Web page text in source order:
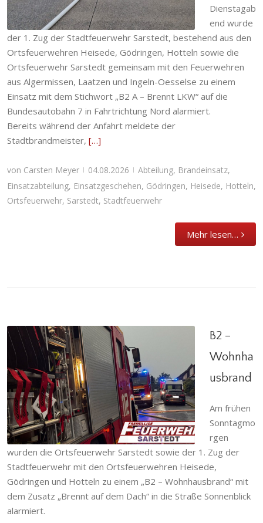
Ortsfeuerwehr,Sarstedt ,Stadtfeuerwehr
Dienstagab
end wurde
der 1. Zug der Stadtfeuerwehr Sarstedt, bestehend aus den
Ortsfeuerwehren Heisede, Gödringen, Hotteln sowie die
Ortsfeuerwehr Sarstedt gemeinsam mit den Feuerwehren
aus Algermissen, Laatzen und Ingeln-Oesselse zu einem
Einsatz mit dem Stichwort „B2 A – Brennt LKW“ auf die
Bundesautobahn 7 in Fahrtrichtung Nord alarmiert.
Bereits während der Anfahrt meldete der
Stadtbrandmeister, […]
von Carsten Meyer | 04.08.2026 | Abteilung, Brandeinsatz,
Einsatzabteilung, Einsatzgeschehen, Gödringen, Heisede, Hotteln,
Ortsfeuerwehr, Sarstedt, Stadtfeuerwehr
Mehr lesen…
B2 – Wohnhausbrand
Abteilung,Brandeinsatz Einsatzabteilung,
Einsatzgeschehen,Gödringen,Heisede,Hotteln,
Ortsfeuerwehr,Sarstedt, Stadtfeuerwehr
B2 –
Wohnha
usbrand
Am frühen
Sonntagmo
rgen
wurden die Ortsfeuerwehr Sarstedt sowie der 1. Zug der
Stadtfeuerwehr mit den Ortsfeuerwehren Heisede,
Gödringen und Hotteln zu einem „B2 – Wohnhausbrand“ mit
dem Zusatz „Brennt auf dem Dach“ in die Straße Sonnenblick
alarmiert.